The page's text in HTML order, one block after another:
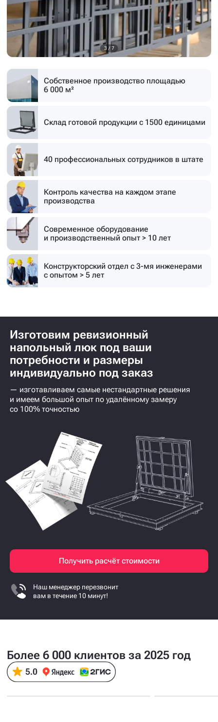
3 / 7
Собственное производство площадью
6 000 м²
Склад готовой продукции с 1500 единицами
40 профессиональных сотрудников в штате
Контроль качества на каждом этапе
производства
Современное оборудование
и производственный опыт > 10 лет
Конструкторский отдел с 3-мя инженерами
с опытом > 5 лет
Изготовим ревизионный
напольный люк под ваши
потребности и размеры
индивидуально под заказ
— изготавливаем самые нестандартные решения
и имеем большой опыт по удалённому замеру
со 100% точностью
Получить расчёт стоимости
Наш менеджер перезвонит
вам в течение 10 минут!
Более 6 000 клиентов за 2025 год